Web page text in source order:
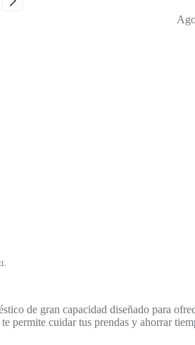
de gran capacidad diseñado para
permite cuidar tus prendas y ahorrar